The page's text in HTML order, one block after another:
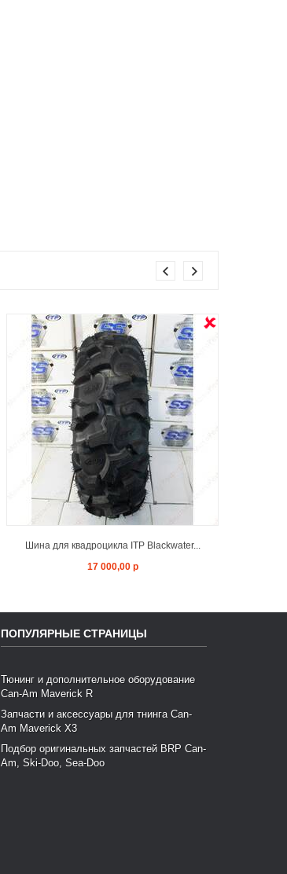
Шина для квадроцикла ITP Blackwater...
17 000,00 р
OUT STOCK
ПОПУЛЯРНЫЕ СТРАНИЦЫ
Тюнинг и дополнительное оборудование
Can-Am Maverick R
Запчасти и аксессуары для тнинга Can-
Am Maverick X3
Подбор оригинальных запчастей BRP Can-
Am, Ski-Doo, Sea-Doo